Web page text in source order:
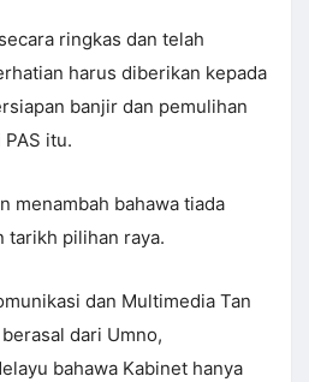
ringkas dan telah
harus diberikan kepada
banjir dan pemulihan
itu.
menambah bahawa tiada
tarikh pilihan raya.
dan Multimedia Tan
dari Umno,
bahawa Kabinet hanya